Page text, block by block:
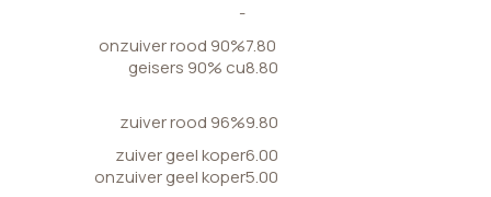
-
onzuiver rood 90%
geisers 90% cu
7.80
8.80
zuiver rood 96%9.80
zuiver geel koper
onzuiver geel koper
6.00
5.00